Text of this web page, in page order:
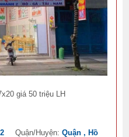
giá 50 triệu LH
Quận/Huyện:Quận , Hồ